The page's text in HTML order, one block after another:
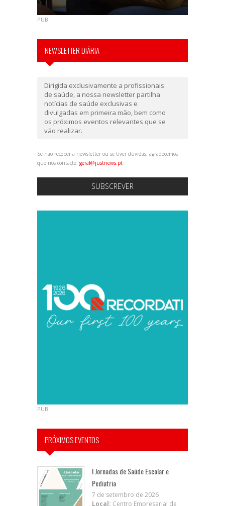
PUB
NEWSLETTER DIÁRIA
Dirigida exclusivamente a profissionais
de saúde, a nossa newsletter partilha
notícias de saúde exclusivas e
divulgadas em primeira mão, bem como
os próximos eventos relevantes que se
vão realizar.
Se não receber a newsletter ou se tiver dúvidas, agradecemos
que nos contacte: geral@justnews.pt
SUBSCREVER
PUB
PRÓXIMOS EVENTOS
I Jornadas de Saúde Escolar e
Pediatria
7 de setembro de 2026
Local: Centro Empresarial de